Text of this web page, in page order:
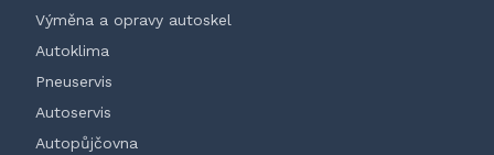
Výměna a opravy autoskel
Autoklima
Pneuservis
Autoservis
Autopůjčovna